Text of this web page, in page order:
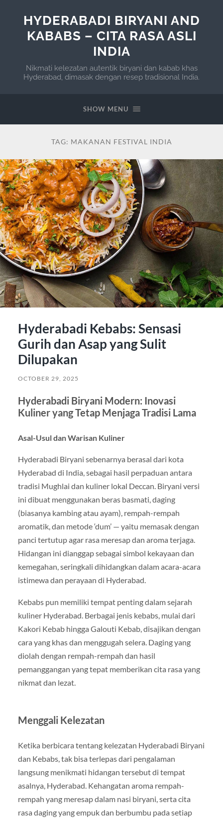
HYDERABADI BIRYANI AND
KABABS – CITA RASA ASLI
INDIA
Nikmati kelezatan autentik biryani dan kabab khas
Hyderabad, dimasak dengan resep tradisional India.
SHOW MENU
TAG: MAKANAN FESTIVAL INDIA
Hyderabadi Kebabs: Sensasi
Gurih dan Asap yang Sulit
Dilupakan
OCTOBER 29, 2025
Hyderabadi Biryani Modern: Inovasi
Kuliner yang Tetap Menjaga Tradisi Lama
Asal-Usul dan Warisan Kuliner
Hyderabadi Biryani sebenarnya berasal dari kota
Hyderabad di India, sebagai hasil perpaduan antara
tradisi Mughlai dan kuliner lokal Deccan. Biryani versi
ini dibuat menggunakan beras basmati, daging
(biasanya kambing atau ayam), rempah-rempah
aromatik, dan metode ‘dum’ — yaitu memasak dengan
panci tertutup agar rasa meresap dan aroma terjaga.
Hidangan ini dianggap sebagai simbol kekayaan dan
kemegahan, seringkali dihidangkan dalam acara-acara
istimewa dan perayaan di Hyderabad.
Kebabs pun memiliki tempat penting dalam sejarah
kuliner Hyderabad. Berbagai jenis kebabs, mulai dari
Kakori Kebab hingga Galouti Kebab, disajikan dengan
cara yang khas dan menggugah selera. Daging yang
diolah dengan rempah-rempah dan hasil
pemanggangan yang tepat memberikan cita rasa yang
nikmat dan lezat.
Menggali Kelezatan
Ketika berbicara tentang kelezatan Hyderabadi Biryani
dan Kebabs, tak bisa terlepas dari pengalaman
langsung menikmati hidangan tersebut di tempat
asalnya, Hyderabad. Kehangatan aroma rempah-
rempah yang meresap dalam nasi biryani, serta cita
rasa daging yang empuk dan berbumbu pada setiap